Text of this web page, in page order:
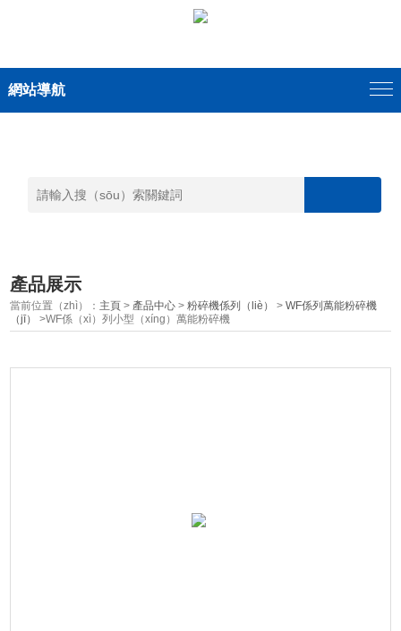
網站導航
產品展示
當前位置（zhì）： 主頁 > 產品中心 >粉碎機係列（liè） >WF係列萬能粉碎機
（jī）
>WF係（xì）列小型（xíng）萬能粉碎機